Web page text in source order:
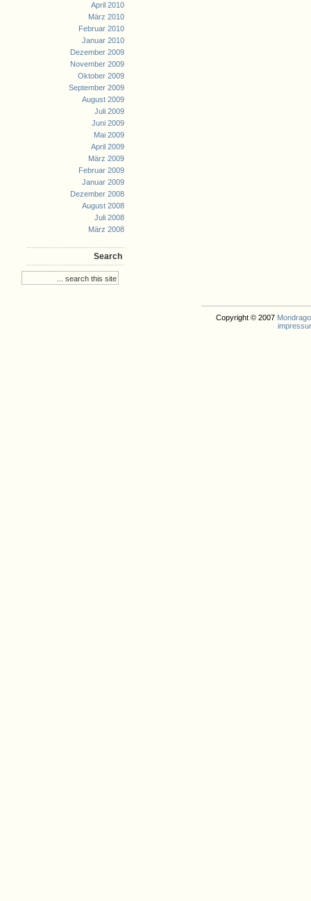
April 2010
März 2010
Februar 2010
Januar 2010
Dezember 2009
November 2009
Oktober 2009
September 2009
August 2009
Juli 2009
Juni 2009
Mai 2009
April 2009
März 2009
Februar 2009
Januar 2009
Dezember 2008
August 2008
Juli 2008
März 2008
Search
Copyright © 2007